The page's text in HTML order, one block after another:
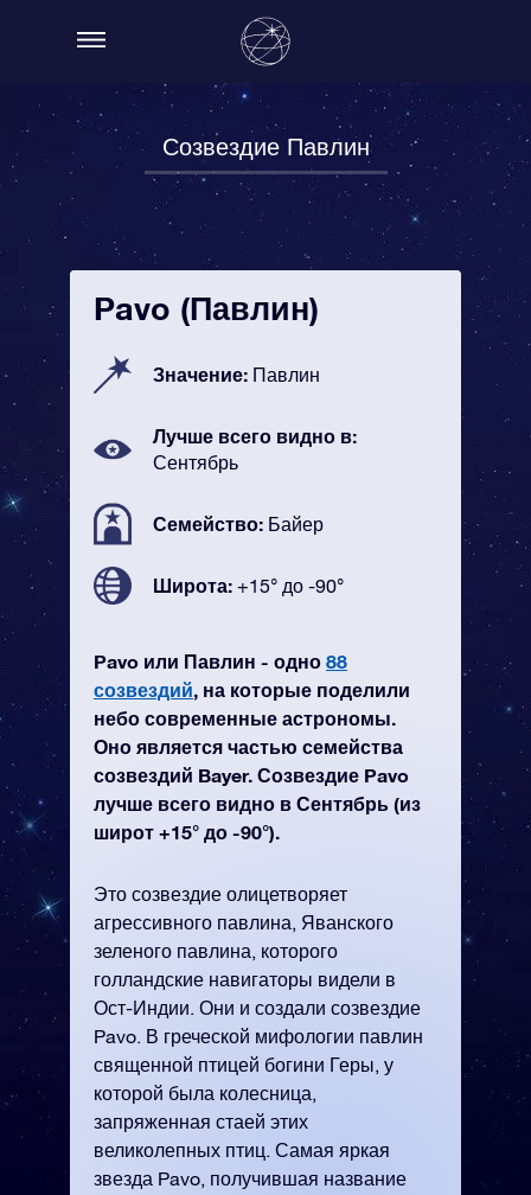
Созвездие Павлин
Pavo (Павлин)
Значение: Павлин
Лучше всего видно в:
Сентябрь
Семейство: Байер
Широта: +15° до -90°
Pavo или Павлин - одно 88
созвездий, на которые поделили
небо современные астрономы.
Оно является частью семейства
созвездий Bayer. Созвездие Pavo
лучше всего видно в Сентябрь (из
широт +15° до -90°).
Это созвездие олицетворяет
агрессивного павлина, Яванского
зеленого павлина, которого
голландские навигаторы видели в
Ост-Индии. Они и создали созвездие
Pavo. В греческой мифологии павлин
священной птицей богини Геры, у
которой была колесница,
запряженная стаей этих
великолепных птиц. Самая яркая
звезда Pavo, получившая название